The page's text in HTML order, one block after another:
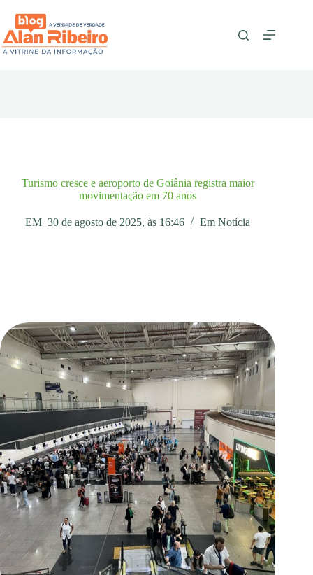
para
conteúdo
Turismo cresce e aeroporto de Goiânia registra maior
movimentação em 70 anos
EM 30 de agosto de 2025, às 16:46 Em Notícia